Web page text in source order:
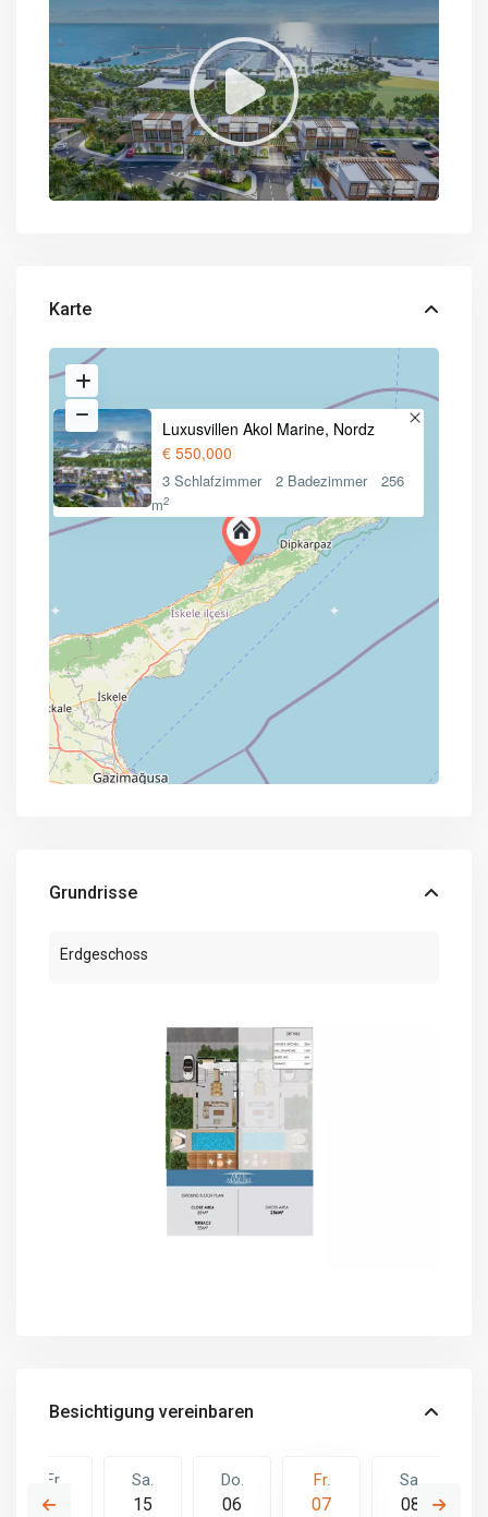
Karte
Luxusvillen Akol Marine, Nordz
€ 550,000
3 Schlafzimmer 2 Badezimmer
256
m2
Grundrisse
Erdgeschoss
Besichtigung vereinbaren
Fr.
14
Sa.
15
Do.
06
Fr.
07
Sa.
08